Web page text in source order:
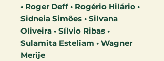
• Roger Deff • Rogério Hilário •
Sidneia Simões • Silvana
Oliveira • Sílvio Ribas •
Sulamita Esteliam • Wagner
Merije